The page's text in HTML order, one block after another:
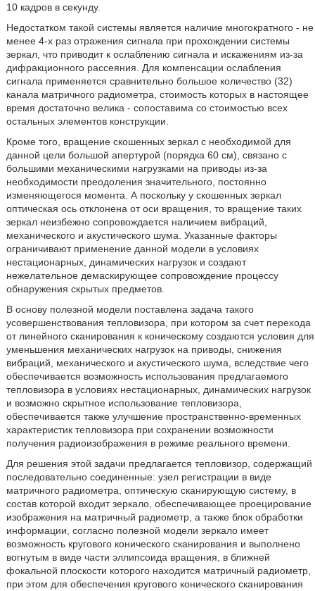
10 кадров в секунду.
Недостатком такой системы является наличие многократного - не
менее 4-х раз отражения сигнала при прохождении системы
зеркал, что приводит к ослаблению сигнала и искажениям из-за
дифракционного рассеяния. Для компенсации ослабления
сигнала применяется сравнительно большое количество (32)
канала матричного радиометра, стоимость которых в настоящее
время достаточно велика - сопоставима со стоимостью всех
остальных элементов конструкции.
Кроме того, вращение скошенных зеркал с необходимой для
данной цели большой апертурой (порядка 60 см), связано с
большими механическими нагрузками на приводы из-за
необходимости преодоления значительного, постоянно
изменяющегося момента. А поскольку у скошенных зеркал
оптическая ось отклонена от оси вращения, то вращение таких
зеркал неизбежно сопровождается наличием вибраций,
механического и акустического шума. Указанные факторы
ограничивают применение данной модели в условиях
нестационарных, динамических нагрузок и создают
нежелательное демаскирующее сопровождение процессу
обнаружения скрытых предметов.
В основу полезной модели поставлена задача такого
усовершенствования тепловизора, при котором за счет перехода
от линейного сканирования к коническому создаются условия для
уменьшения механических нагрузок на приводы, снижения
вибраций, механического и акустического шума, вследствие чего
обеспечивается возможность использования предлагаемого
тепловизора в условиях нестационарных, динамических нагрузок
и возможно скрытное использование тепловизора,
обеспечивается также улучшение пространственно-временных
характеристик тепловизора при сохранении возможности
получения радиоизображения в режиме реального времени.
Для решения этой задачи предлагается тепловизор, содержащий
последовательно соединенные: узел регистрации в виде
матричного радиометра, оптическую сканирующую систему, в
состав которой входит зеркало, обеспечивающее проецирование
изображения на матричный радиометр, а также блок обработки
информации, согласно полезной модели зеркало имеет
возможность кругового конического сканирования и выполнено
вогнутым в виде части эллипсоида вращения, в ближней
фокальной плоскости которого находится матричный радиометр,
при этом для обеспечения кругового конического сканирования